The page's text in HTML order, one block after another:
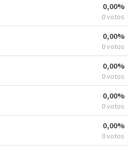
0,00%
0 votos
0,00%
0 votos
0,00%
0 votos
0,00%
0 votos
0,00%
0 votos